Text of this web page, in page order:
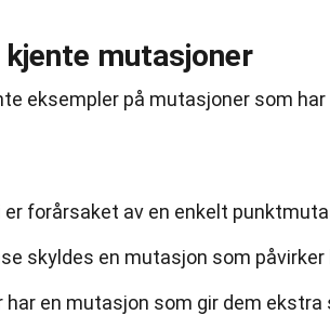
mutasjoner
eksempler på mutasjoner som
er forårsaket av en enkelt
skyldes en mutasjon som
har en mutasjon som gir dem ekstra